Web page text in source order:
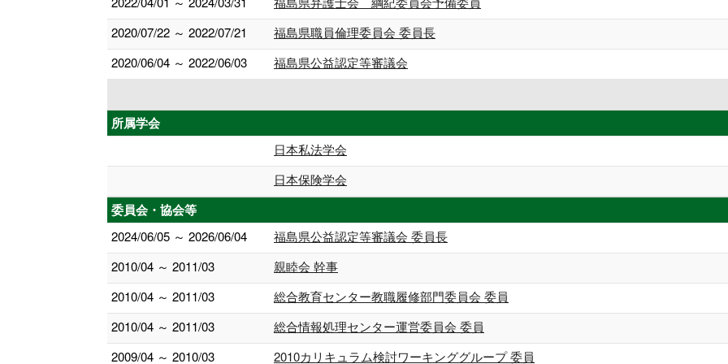
2020/07/22 ～ 2022/07/21
福島県職員倫理委員会 委員長
2020/06/04 ～ 2022/06/03
福島県公益認定等審議会
所属学会
日本私法学会
日本保険学会
委員会・協会等
2024/06/05 ～ 2026/06/04
福島県公益認定等審議会 委員長
2010/04 ～ 2011/03
親睦会 幹事
2010/04 ～ 2011/03
総合教育センター教職履修部門委員会 委員
2010/04 ～ 2011/03
総合情報処理センター運営委員会 委員
2009/04 ～ 2010/03
2010カリキュラム検討ワーキンググループ 委員